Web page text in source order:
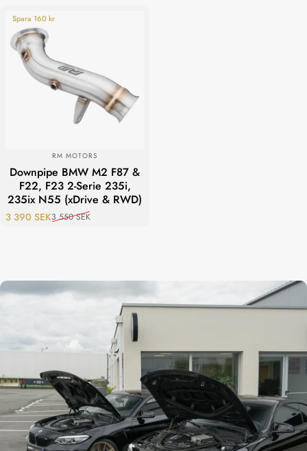
Spara 160 kr
LEVERANTÖR:
RM MOTORS
Downpipe BMW M2 F87 &
F22, F23 2-Serie 235i,
235ix N55 (xDrive & RWD)
Reapris
3 390 SEK
Ordinarie pris3 550 SEK